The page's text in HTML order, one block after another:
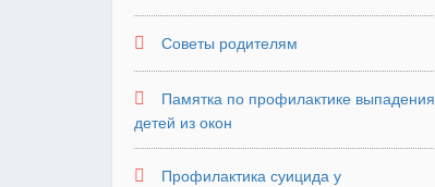
Советы родителям
Памятка по профилактике выпадения
детей из окон
Профилактика суицида у